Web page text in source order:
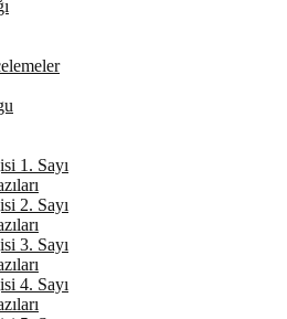
1. Sayı
2. Sayı
3. Sayı
4. Sayı